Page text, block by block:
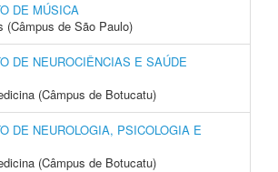
DE MÚSICA
(Câmpus de São Paulo)
DE NEUROCIÊNCIAS E SAÚDE
(Câmpus de Botucatu)
DE NEUROLOGIA, PSICOLOGIA E
(Câmpus de Botucatu)